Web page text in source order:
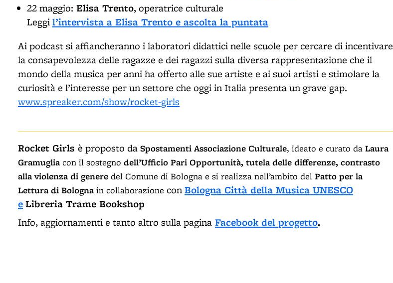
22 maggio: Elisa Trento, operatrice culturale
Leggil’intervista a Elisa Trento e ascolta la puntata
Ai podcast si affiancheranno i laboratori didattici nelle scuole per cercare di incentivare
la consapevolezza delle ragazze e dei ragazzi sulla diversa rappresentazione che il
mondo della musica per anni ha offerto alle sue artiste e ai suoi artisti e stimolare la
curiosità e l’interesse per un settore che oggi in Italia presenta un grave gap.
www.spreaker.com/show/rocket-girls
Rocket Girls è proposto da Spostamenti Associazione Culturale, ideato e curato da Laura
Gramugliacon il sostegno dell’Ufficio Pari Opportunità, tutela delle differenze, contrasto
alla violenza di genere del Comune di Bologna e si realizza nell’ambito del Patto per la
Lettura di Bolognain collaborazione conBologna Città della Musica UNESCO
eLibreria Trame Bookshop
Info, aggiornamenti e tanto altro sulla pagina Facebook del progetto.